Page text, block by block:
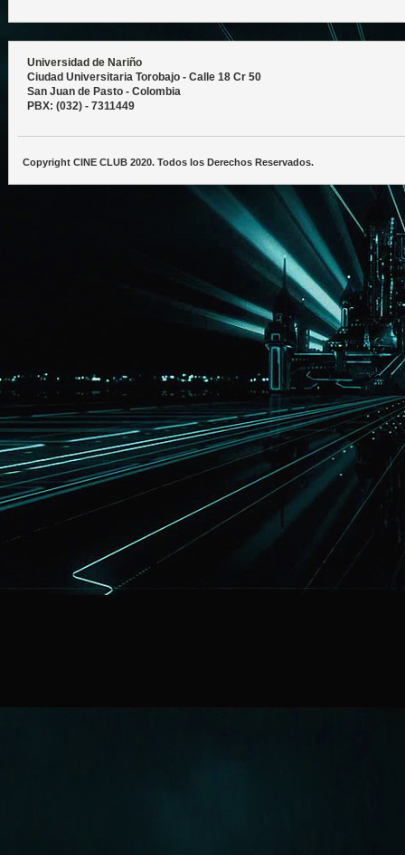
Universidad de Nariño
Ciudad Universitaria Torobajo - Calle 18 Cr 50
San Juan de Pasto - Colombia
PBX: (032) - 7311449
Copyright CINE CLUB 2020. Todos los Derechos Reservados.